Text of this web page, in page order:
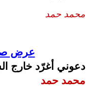
محمد حمد
عرض
دعوني أغرّد خارج
محمد حمد